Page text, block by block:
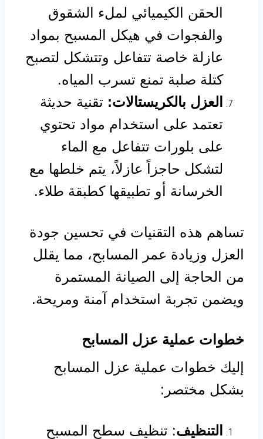
الحقن الكيميائي لملء الشقوق
والفجوات في هيكل المسبح بمواد
عازلة خاصة تتفاعل وتتشكل لتصبح
كتلة صلبة تمنع تسرب المياه.
العزل بالكريستالات: تقنية حديثة
تعتمد على استخدام مواد تحتوي
على بلورات تتفاعل مع الماء
لتشكل حاجزاً عازلاً، يتم خلطها مع
الخرسانة أو تطبيقها كطبقة طلاء.
تساهم هذه التقنيات في تحسين جودة
العزل وزيادة عمر المسابح، مما يقلل
من الحاجة إلى الصيانة المستمرة
ويضمن تجربة استخدام آمنة ومريحة.
خطوات عملية عزل المسابح
إليك خطوات عملية عزل المسابح
بشكل مختصر:
التنظيف: تنظيف سطح المسبح